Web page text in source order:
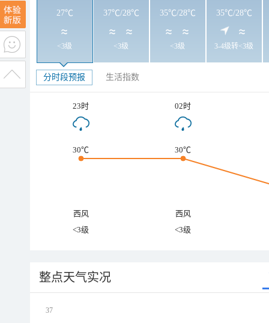
27℃
<3级
37℃/28℃
<3级
35℃/28℃
<3级
35℃/28℃
3-4级转<3级
分时段预报 生活指数
23时 02时
30℃ 30℃
西风
西风
<3级
<3级
整点天气实况
37